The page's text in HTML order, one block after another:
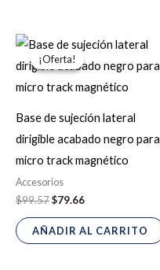
¡Oferta!
¡Oferta!
Base de sujeción lateral
dirigible acabado negro para
micro track magnético
Accesorios
$99.57
El
precio
original
era:
$99.57.
$79.66
El
precio
actual
$79.66.
AÑADIR AL CARRITO